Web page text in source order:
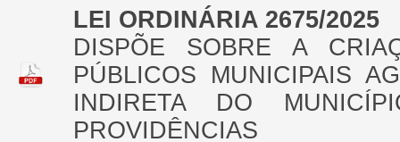
LEI ORDINÁRIA 2675/2025
DISPÕE SOBRE A
PÚBLICOS MUNICIPAIS
INDIRETA DO
PROVIDÊNCIAS